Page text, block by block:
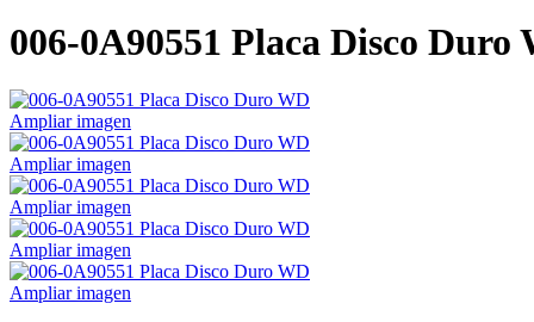
006-0A90551 Placa Disco Duro
Ampliar imagen
Ampliar imagen
Ampliar imagen
Ampliar imagen
Ampliar imagen